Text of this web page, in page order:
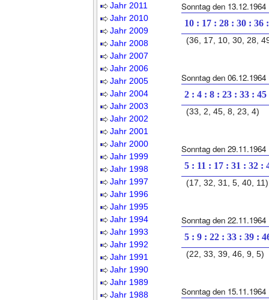
Jahr 2011
Jahr 2010
Jahr 2009
Jahr 2008
Jahr 2007
Jahr 2006
Jahr 2005
Jahr 2004
Jahr 2003
Jahr 2002
Jahr 2001
Jahr 2000
Jahr 1999
Jahr 1998
Jahr 1997
Jahr 1996
Jahr 1995
Jahr 1994
Jahr 1993
Jahr 1992
Jahr 1991
Jahr 1990
Jahr 1989
Jahr 1988
Sonntag den 13.12.1964
10 : 17 : 28 : 30 : 36
(36, 17, 10, 30, 28,
Sonntag den 06.12.1964
2 : 4 : 8 : 23 : 33 : 45
(33, 2, 45, 8, 23, 4)
Sonntag den 29.11.1964
5 : 11 : 17 : 31 : 32 :
(17, 32, 31, 5, 40, 11)
Sonntag den 22.11.1964
5 : 9 : 22 : 33 : 39 :
(22, 33, 39, 46, 9, 5)
Sonntag den 15.11.1964